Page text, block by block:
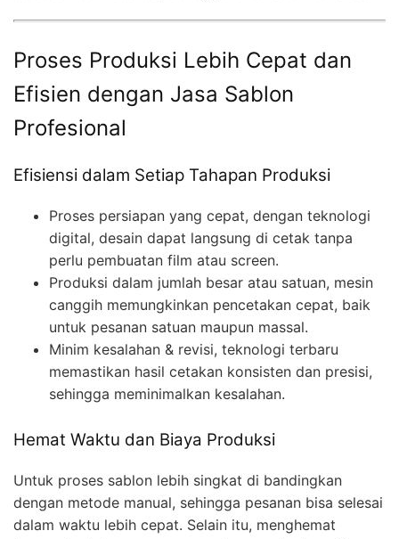
Proses Produksi Lebih Cepat dan
Efisien dengan Jasa Sablon
Profesional
Efisiensi dalam Setiap Tahapan Produksi
Proses persiapan yang cepat, dengan teknologi
digital, desain dapat langsung di cetak tanpa
perlu pembuatan film atau screen.
Produksi dalam jumlah besar atau satuan, mesin
canggih memungkinkan pencetakan cepat, baik
untuk pesanan satuan maupun massal.
Minim kesalahan & revisi, teknologi terbaru
memastikan hasil cetakan konsisten dan presisi,
sehingga meminimalkan kesalahan.
Hemat Waktu dan Biaya Produksi
Untuk proses sablon lebih singkat di bandingkan
dengan metode manual, sehingga pesanan bisa selesai
dalam waktu lebih cepat. Selain itu, menghemat